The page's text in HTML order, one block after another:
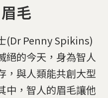
毛
(Dr Penny Spikins)
絕的今天，身為智人
，與人類能共創大型
中，智人的眉毛讓他